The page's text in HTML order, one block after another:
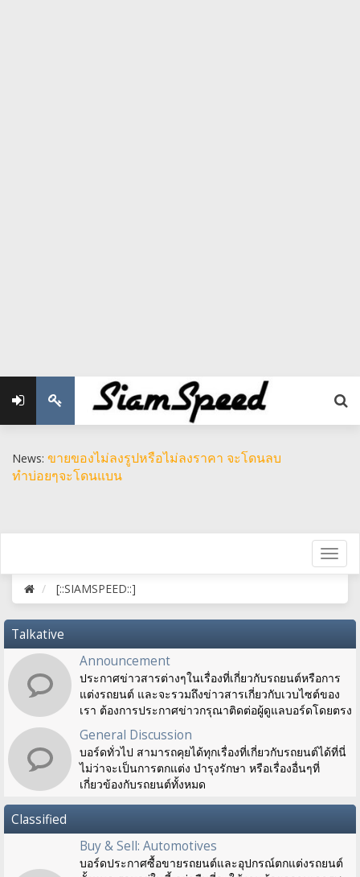
News: ขายของไม่ลงรูปหรือไม่ลงราคา จะโดนลบ
ทำบ่อยๆจะโดนแบน
[::SIAMSPEED::]
Talkative
Announcement
ประกาศข่าวสารต่างๆในเรื่องที่เกี่ยวกับรถยนต์หรือการ
แต่งรถยนต์ และจะรวมถึงข่าวสารเกี่ยวกับเวบไซต์ของ
เรา ต้องการประกาศข่าวกรุณาติดต่อผู้ดูแลบอร์ดโดยตรง
General Discussion
บอร์ดทั่วไป สามารถคุยได้ทุกเรื่องที่เกี่ยวกับรถยนต์ได้ที่นี่
ไม่ว่าจะเป็นการตกแต่ง บำรุงรักษา หรือเรื่องอื่นๆที่
เกี่ยวข้องกับรถยนต์ทั้งหมด
Classified
Buy & Sell: Automotives
บอร์ดประกาศซื้อขายรถยนต์และอุปกรณ์ตกแต่งรถยนต์